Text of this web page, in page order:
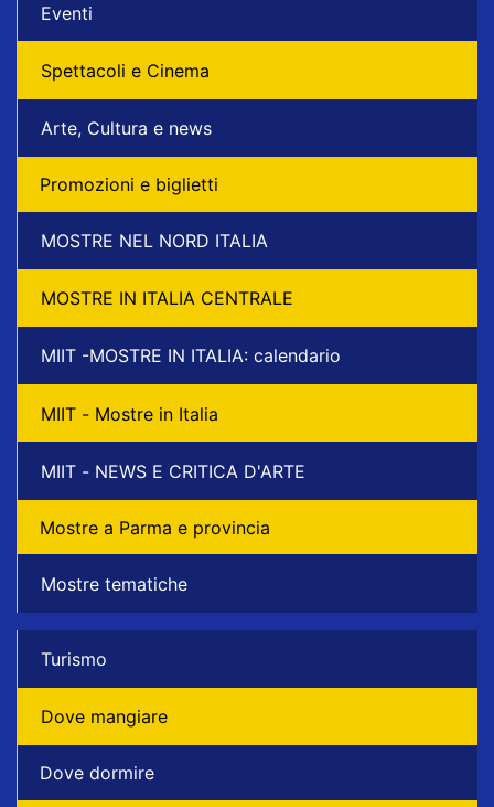
Eventi
Spettacoli e Cinema
Arte, Cultura e news
Promozioni e biglietti
MOSTRE NEL NORD ITALIA
MOSTRE IN ITALIA CENTRALE
MIIT -MOSTRE IN ITALIA: calendario
MIIT - Mostre in Italia
MIIT - NEWS E CRITICA D'ARTE
Mostre a Parma e provincia
Mostre tematiche
Turismo
Dove mangiare
Dove dormire